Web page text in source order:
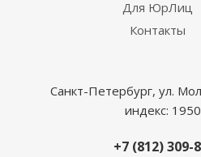
Для ЮрЛиц
Контакты
Санкт-Петербург, ул.
индекс:
+7 (812) 309-